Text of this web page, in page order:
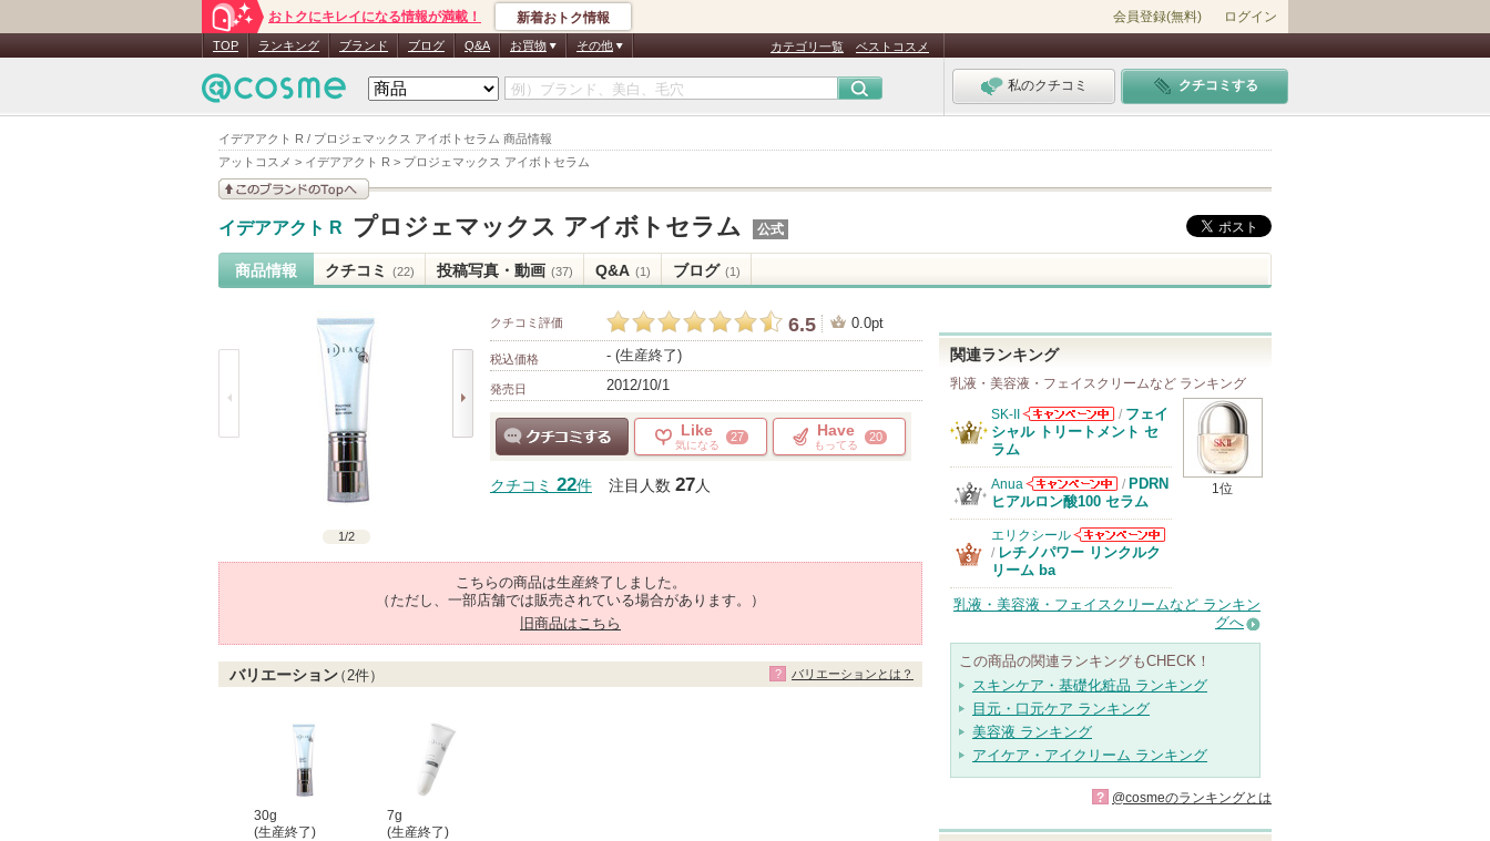
イデアアクト R / プロジェマックス アイボトセラム 商品情報
アットコスメ > イデアアクト R > プロジェマックス アイボトセラム
おトクにキレイになる情報が満載！ 新着おトク情報 会員登録(無料) ログイン
TOP ランキング ブランド ブログ Q&A お買物 その他 カテゴリ一覧 ベストコスメ
私のクチコミ クチコミする
イデアアクト R プロジェマックス アイボトセラム 公式
商品情報 クチコミ (22) 投稿写真・動画 (37) Q&A (1) ブログ (1)
1/2
クチコミ評価 6.5 0.0pt
税込価格 - (生産終了)
発売日 2012/10/1
Like
気になる
27 Have
もってる
20
クチコミ 22件 注目人数 27人
こちらの商品は生産終了しました。
（ただし、一部店舗では販売されている場合があります。）
旧商品はこちら
バリエーション（2件）
30g
(生産終了)
7g
(生産終了)
バリエーションとは？
関連ランキング
乳液・美容液・フェイスクリームなど ランキング
1位
SK-II
SK-IIからのお
/ フェイ
シャル トリートメント セ
ラム
Anua
Anuaからのお
知らせがありま
す
/ PDRN
ヒアルロン酸100 セラム
エリクシール
エリクシールか
/ レチノパワー リンクルク
リーム ba
乳液・美容液・フェイスクリームなど ランキン
グへ
この商品の関連ランキングもCHECK！
スキンケア・基礎化粧品 ランキング
目元・口元ケア ランキング
美容液 ランキング
アイケア・アイクリーム ランキング
? @cosmeのランキングとは